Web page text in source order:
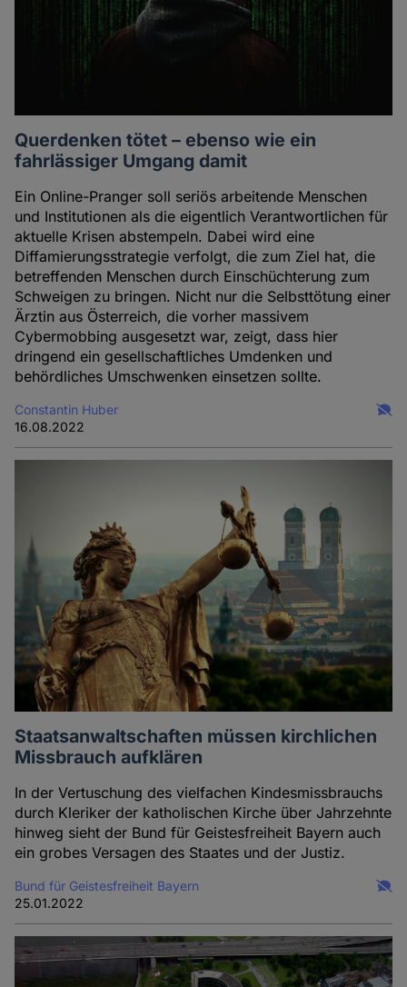
Querdenken tötet – ebenso wie ein
fahrlässiger Umgang damit
Ein Online-Pranger soll seriös arbeitende Menschen
und Institutionen als die eigentlich Verantwortlichen für
aktuelle Krisen abstempeln. Dabei wird eine
Diffamierungsstrategie verfolgt, die zum Ziel hat, die
betreffenden Menschen durch Einschüchterung zum
Schweigen zu bringen. Nicht nur die Selbsttötung einer
Ärztin aus Österreich, die vorher massivem
Cybermobbing ausgesetzt war, zeigt, dass hier
dringend ein gesellschaftliches Umdenken und
behördliches Umschwenken einsetzen sollte.
Constantin Huber
16.08.2022
Staatsanwaltschaften müssen kirchlichen
Missbrauch aufklären
In der Vertuschung des vielfachen Kindesmissbrauchs
durch Kleriker der katholischen Kirche über Jahrzehnte
hinweg sieht der Bund für Geistesfreiheit Bayern auch
ein grobes Versagen des Staates und der Justiz.
Bund für Geistesfreiheit Bayern
25.01.2022